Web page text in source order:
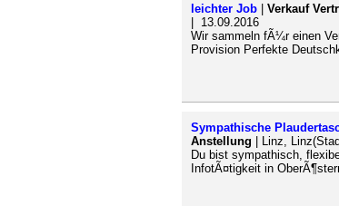
leichter Job Verkauf
| 13.09.2016
Wir sammeln fÃ¼r einen
Provision Perfekte
Sympathische
Anstellung | Linz,
Du bist sympathisch,
InfotÃ¤tigkeit in